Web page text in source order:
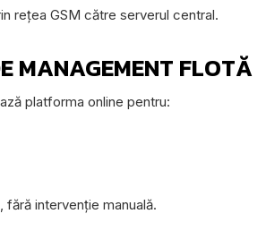
rețea GSM către serverul central.
MANAGEMENT FLOTĂ
platforma online pentru:
intervenție manuală.